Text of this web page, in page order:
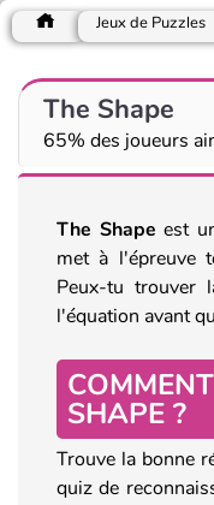
Jeux de Puzzles
The Shape
65% des joueurs
The Shape est
met à l'épreuve
Peux-tu trouver
l'équation avant
SHAPE ?
Trouve la bonne
quiz de